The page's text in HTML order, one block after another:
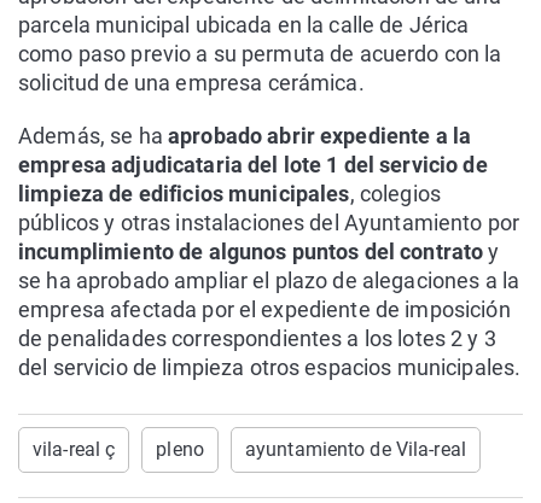
parcela municipal ubicada en la calle de Jérica
como paso previo a su permuta de acuerdo con la
solicitud de una empresa cerámica.
Además, se ha aprobado abrir expediente a la
empresa adjudicataria del lote 1 del servicio de
limpieza de edificios municipales, colegios
públicos y otras instalaciones del Ayuntamiento por
incumplimiento de algunos puntos del contratoy
se ha aprobado ampliar el plazo de alegaciones a la
empresa afectada por el expediente de imposición
de penalidades correspondientes a los lotes 2 y 3
del servicio de limpieza otros espacios municipales.
vila-real ç pleno ayuntamiento de Vila-real